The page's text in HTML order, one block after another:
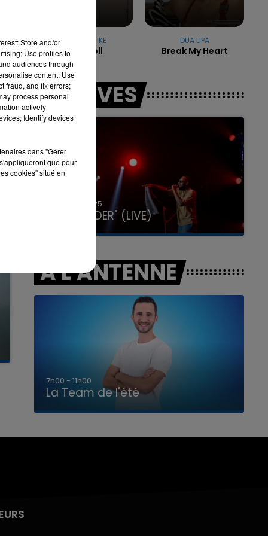
7h00 - 11h00
LA TEAM DE L'ÉTÉ
DOMINIC FIKE
Babydoll
DUA LIPA
Break My Heart
LES LIVES
31 janvier 2025
GIMS "SPIDER" (LIVE)
A L'ANTENNE
7h00 - 11h00
La Team de l'été
Store and/or
Use profiles to
audiences through
content; Use
fraud, and fix errors;
process personal
actively
Identify devices
dans "Gérer
que pour
cookies" situé en